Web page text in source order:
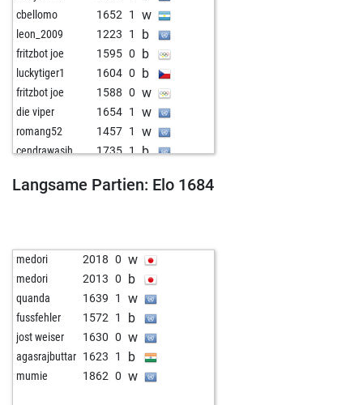
cbellomo 1652 1 w
leon_2009 1223 1 b
fritzbot joe 1595 0 b
luckytiger1 1604 0 b
fritzbot joe 1588 0 w
die viper 1654 1 w
romang52 1457 1 w
cendrawasih 1735 1 b
heinerle 1522 0 w
kobobo 1644 1 b
knightrider2020 1849 1 w
fritzbot laura 1195 1 w
kaiserfranz111 1551 1 b
herbiines 1500 1 w
fritzbot joe 1632 0 b
dackel100 1675 0 w
ney11 1533 1 b
Langsame Partien: Elo 1684
medori 2018 0 w
medori 2013 0 b
quanda 1639 1 w
fussfehler 1572 1 b
jost weiser 1630 0 w
agasrajbuttar 1623 1 b
mumie 1862 0 w